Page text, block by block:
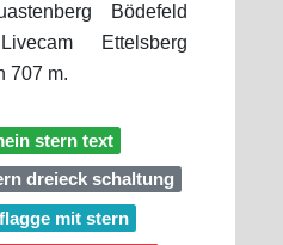
Bödefeld
Ettelsberg
707 m.
stern text
dreieck schaltung
mit stern